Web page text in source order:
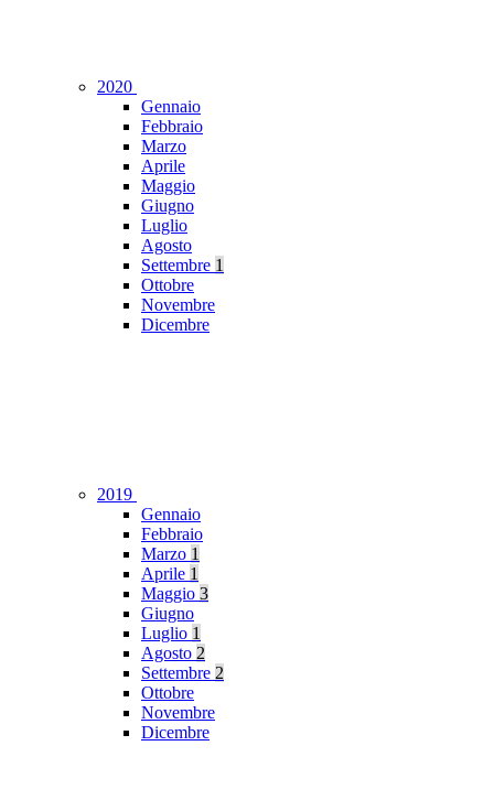
2020
Gennaio
Febbraio
Marzo
Aprile
Maggio
Giugno
Luglio
Agosto
Settembre 1
Ottobre
Novembre
Dicembre
2019
Gennaio
Febbraio
Marzo 1
Aprile 1
Maggio 3
Giugno
Luglio 1
Agosto 2
Settembre 2
Ottobre
Novembre
Dicembre